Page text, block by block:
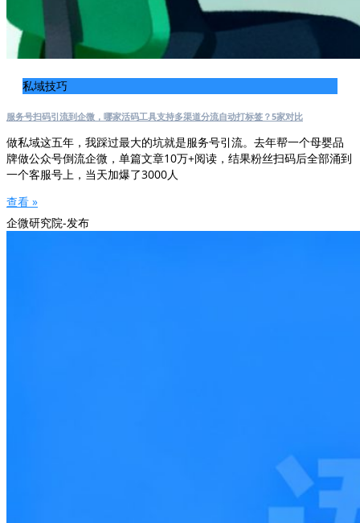
私域技巧
服务号扫码引流到企微，哪家活码工具支持多渠道分流自动打标签？5家对比
做私域这五年，我踩过最大的坑就是服务号引流。去年帮一个母婴品
牌做公众号倒流企微，单篇文章10万+阅读，结果粉丝扫码后全部涌到
一个客服号上，当天加爆了3000人
查看 »
企微研究院-发布